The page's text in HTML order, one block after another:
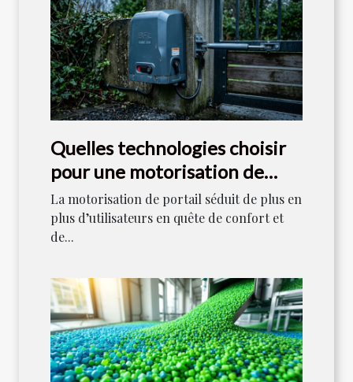
Quelles technologies choisir
pour une motorisation de
portail durable ?
La motorisation de portail séduit de plus en
plus d’utilisateurs en quête de confort et
de...